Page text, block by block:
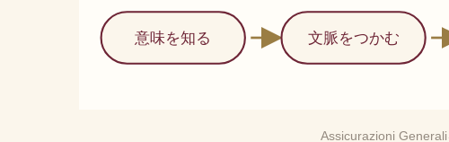
意味を知る 文脈をつかむ
Assicurazioni